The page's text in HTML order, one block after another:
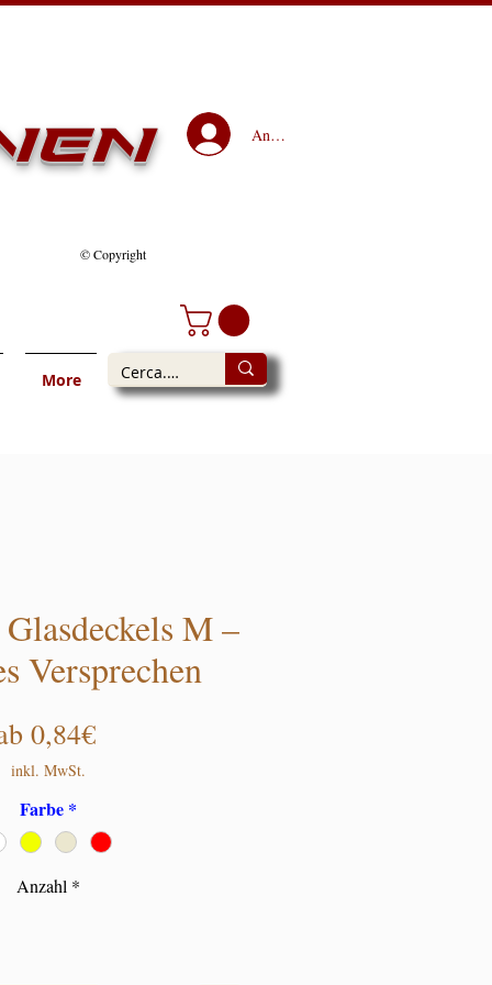
Anmelden
© Copyright
More
M –
Versprechen
0,84€Sale-Preis
inkl. MwSt.
Farbe *
Anzahl *